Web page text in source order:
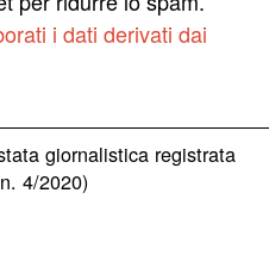
i dati derivati dai
giornalistica registrata
4/2020)